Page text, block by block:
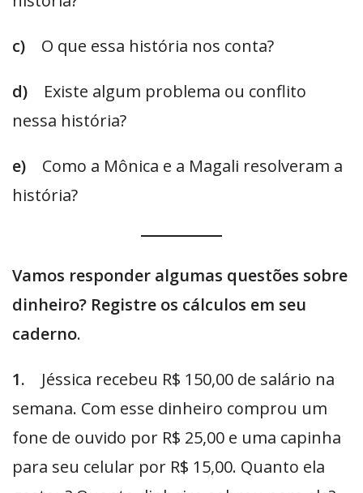
c) O que essa história nos conta?
d)
Existe algum problema ou conflito
nessa história?
e)
Como a Mônica e a Magali resolveram a
história?
Vamos responder algumas questões sobre
dinheiro? Registre os cálculos em seu
caderno.
1. Jéssica recebeu R$ 150,00 de salário na
semana. Com esse dinheiro comprou um
fone de ouvido por R$ 25,00 e uma capinha
para seu celular por R$ 15,00. Quanto ela